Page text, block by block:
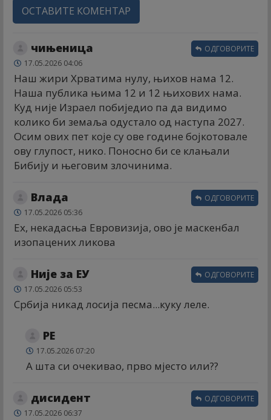
ОСТАВИТЕ КОМЕНТАР
чињеница
17.05.2026 04:06
Наш жири Хрватима нулу, њихов нама 12.
Наша публика њима 12 и 12 њихових нама.
Куд није Израел побиједио па да видимо
колико би земаља одустало од наступа 2027.
Осим ових пет које су ове године бојкотовале
ову глупост, нико. Поносно би се клањали
Бибију и његовим злочинима.
ОДГОВОРИТЕ
Влада
17.05.2026 05:36
Ех, некадасња Евровизија, ово је маскенбал
изопацених ликова
ОДГОВОРИТЕ
Није за ЕУ
17.05.2026 05:53
Србија никад лосија песма...куку леле.
ОДГОВОРИТЕ
РЕ
17.05.2026 07:20
А шта си очекивао, прво мјесто или??
дисидент
17.05.2026 06:37
ОДГОВОРИТЕ